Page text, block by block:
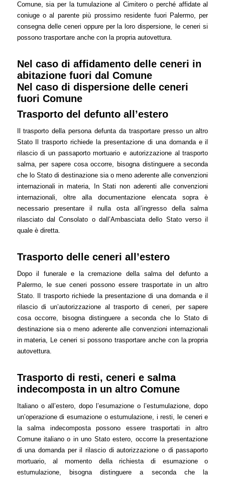
Comune, sia per la tumulazione al Cimitero o perché affidate al
coniuge o al parente più prossimo residente fuori Palermo, per
consegna delle ceneri oppure per la loro dispersione, le ceneri si
possono trasportare anche con la propria autovettura.
Nel caso di affidamento delle ceneri in
abitazione fuori dal Comune
Nel caso di dispersione delle ceneri
fuori Comune
Trasporto del defunto all’estero
Il trasporto della persona defunta da trasportare presso un altro
Stato Il trasporto richiede la presentazione di una domanda e il
rilascio di un passaporto mortuario e autorizzazione al trasporto
salma, per sapere cosa occorre, bisogna distinguere a seconda
che lo Stato di destinazione sia o meno aderente alle convenzioni
internazionali in materia, In Stati non aderenti alle convenzioni
internazionali, oltre alla documentazione elencata sopra è
necessario presentare il nulla osta all’ingresso della salma
rilasciato dal Consolato o dall’Ambasciata dello Stato verso il
quale è diretta.
Trasporto delle ceneri all’estero
Dopo il funerale e la cremazione della salma del defunto a
Palermo, le sue ceneri possono essere trasportate in un altro
Stato. Il trasporto richiede la presentazione di una domanda e il
rilascio di un’autorizzazione al trasporto di ceneri, per sapere
cosa occorre, bisogna distinguere a seconda che lo Stato di
destinazione sia o meno aderente alle convenzioni internazionali
in materia, Le ceneri si possono trasportare anche con la propria
autovettura.
Trasporto di resti, ceneri e salma
indecomposta in un altro Comune
Italiano o all’estero, dopo l’esumazione o l’estumulazione, dopo
un’operazione di esumazione o estumulazione, i resti, le ceneri e
la salma indecomposta possono essere trasportati in altro
Comune italiano o in uno Stato estero, occorre la presentazione
di una domanda per il rilascio di autorizzazione o di passaporto
mortuario, al momento della richiesta di esumazione o
estumulazione, bisogna distinguere a seconda che la